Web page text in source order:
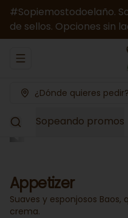
#Sopiemostodoelaño.
de sellos. Opciones sin
Abrir menu de
¿Dónde quieres pedir?
Mes Sopeando promos
Appetizer
Suaves y esponjosos
crema.